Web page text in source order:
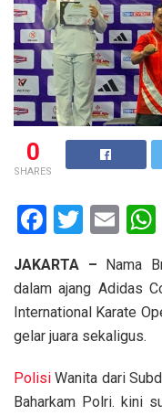
0
SHARES
F
ce
b
o
o
k
T
tt
er
E
ail
JAKARTA – Nama
dalam ajang Adidas
International Karate
gelar juara sekaligus.
Polisi Wanita dari
Baharkam Polri. kini